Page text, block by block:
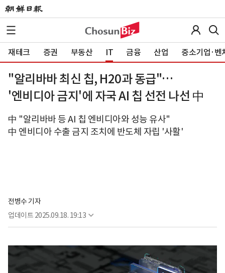
재테크 증권 부동산 IT 금융 산업 중소기업·벤
"알리바바 최신 칩, H20과 동급"…
'엔비디아 금지'에 자국 AI 칩 선전 나선 中
中 "알리바바 등 AI 칩 엔비디아와 성능 유사"
中 엔비디아 수출 금지 조치에 반도체 자립 '사활'
전병수 기자
업데이트 2025.09.18. 19:13